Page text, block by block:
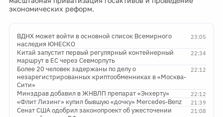
экономических реформ.
23:05
ВДНХ может войти в основной список Всемирного
наследия ЮНЕСКО
22:34
Китай запустит первый регулярный контейнерный
маршрут в ЕС через Севморпуть
22:12
Более 20 человек задержаны по делу о
незарегистрированных криптообменниках в «Москва-
Сити»
22:12
Минздрав добавил в ЖНВЛП препарат «Энхерту»
21:39
«Флит Лизинг» купил бывшую «дочку» Mercedes-Benz
21:08
Сенат США одобрил законопроект об ужесточении